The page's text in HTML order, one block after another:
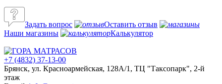
Задать вопрос
Оставить отзыв
Наши магазины
Калькулятор
+7 (4832) 37-13-00
Брянск, ул. Красноармейская, 128А/1, ТЦ "Таксопарк", 2-й
этаж